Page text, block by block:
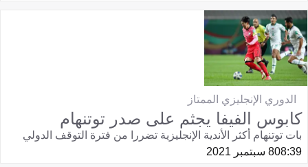
الدوري الإنجليزي الممتاز
كابوس الفيفا يجثم على صدر توتنهام
بات توتنهام أكثر الأندية الإنجليزية تضررا من فترة التوقف الدولي
08:398 سبتمبر 2021